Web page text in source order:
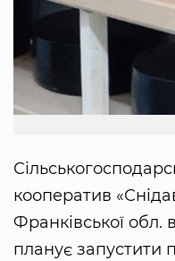
кооператив
Франківської обл.
планує запустити